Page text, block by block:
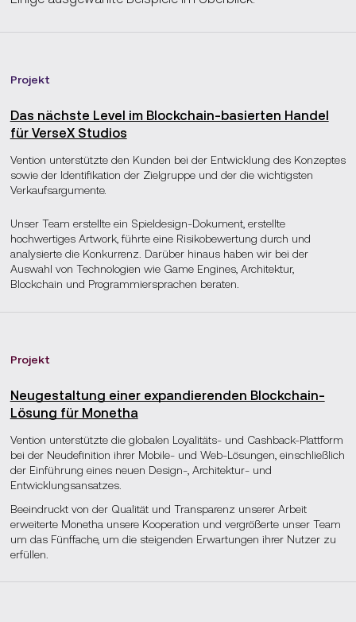
Geschütztes geistiges Eigentum: Schutz von
Blockchain nutzen:
Prüfungen für ihre Partner zu vermeiden.
die Ausstellung von Akkreditiven und die Freigabe von
Geldern, wodurch die Notwendigkeit einer
Drittanbieterprüfung entfällt.
Tokenisierung von Vermögenswerten:Umwandlung
von finanziellen Vermögenswerten wie Anleihen oder
gehandelt werden können und Bruchteilseigentum
unterstützen.
Marken, die Blockchain nutzen:JP Morgan Chase,
HSBC, Santander, Barclays, American Express, ING Bank.
Projekt
Das nächste Level im Blockchain-basierten Handel
für VerseX Studios
Vention unterstützte den Kunden bei der Entwicklung des Konzeptes
sowie der Identifikation der Zielgruppe und der die wichtigsten
Verkaufsargumente.
Unser Team erstellte ein Spieldesign-Dokument, erstellte
hochwertiges Artwork, führte eine Risikobewertung durch und
analysierte die Konkurrenz. Darüber hinaus haben wir bei der
Auswahl von Technologien wie Game Engines, Architektur,
Blockchain und Programmiersprachen beraten.
Projekt
Neugestaltung einer expandierenden Blockchain-
Lösung für Monetha
Vention unterstützte die globalen Loyalitäts- und Cashback-Plattform
bei der Neudefinition ihrer Mobile- und Web-Lösungen, einschließlich
der Einführung eines neuen Design-, Architektur- und
Entwicklungsansatzes.
Beeindruckt von der Qualität und Transparenz unserer Arbeit
erweiterte Monetha unsere Kooperation und vergrößerte unser Team
um das Fünffache, um die steigenden Erwartungen ihrer Nutzer zu
erfüllen.